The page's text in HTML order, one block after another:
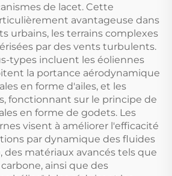
de lacet. Cette
avantageuse dans
urbains, les terrains complexes
par des vents turbulents.
types incluent les éoliennes
la portance aérodynamique
en forme d'ailes, et les
fonctionnant sur le principe de
en forme de godets. Les
visent à améliorer l'efficacité
par dynamique des fluides
des matériaux avancés tels que
ainsi que des